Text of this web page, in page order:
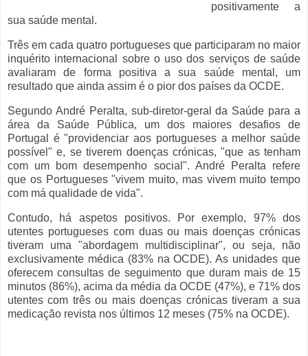
positivamente a
sua saúde mental.
Três em cada quatro portugueses que participaram no maior
inquérito internacional sobre o uso dos serviços de saúde
avaliaram de forma positiva a sua saúde mental, um
resultado que ainda assim é o pior dos países da OCDE.
Segundo André Peralta, sub-diretor-geral da Saúde para a
área da Saúde Pública, um dos maiores desafios de
Portugal é "providenciar aos portugueses a melhor saúde
possível" e, se tiverem doenças crónicas, "que as tenham
com um bom desempenho social". André Peralta refere
que os Portugueses "vivem muito, mas vivem muito tempo
com má qualidade de vida".
Contudo, há aspetos positivos.
Por exemplo, 97% dos
utentes portugueses com duas ou mais doenças crónicas
tiveram uma "abordagem multidisciplinar", ou seja, não
exclusivamente médica (83% na OCDE). As unidades que
oferecem consultas de seguimento que duram mais de 15
minutos (86%), acima da média da OCDE (47%), e 71% dos
utentes com três ou mais doenças crónicas tiveram a sua
medicação revista nos últimos 12 meses (75% na OCDE).